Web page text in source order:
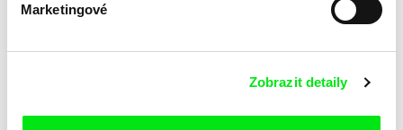
Marketingové
Zobrazit detaily
Kolja Saksida